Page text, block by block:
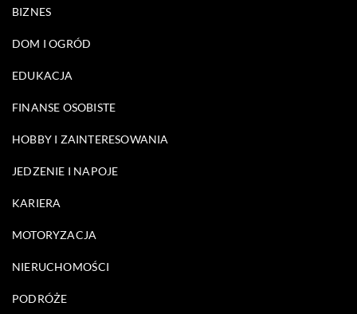
BIZNES
DOM I OGRÓD
EDUKACJA
FINANSE OSOBISTE
HOBBY I ZAINTERESOWANIA
JEDZENIE I NAPOJE
KARIERA
MOTORYZACJA
NIERUCHOMOŚCI
PODRÓŻE